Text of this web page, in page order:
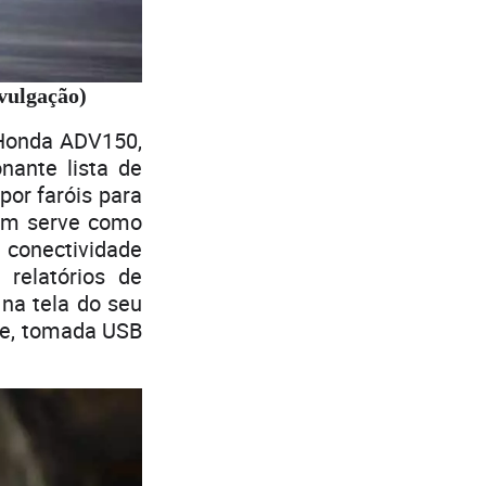
ADV150,
lista de
faróis para
serve como
de
tela do seu
tomada USB